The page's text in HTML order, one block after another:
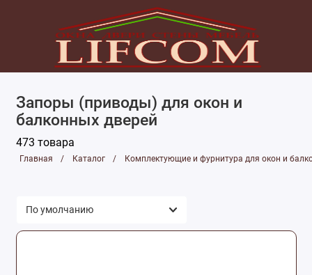
Запоры (приводы) для окон и
балконных дверей
473 товара
Главная Каталог Комплектующие и фурнитура для окон и
Комплектующие для мебели
Комплектующие и фурнитура для дверей
балконов
Монтажные и отделочные материалы